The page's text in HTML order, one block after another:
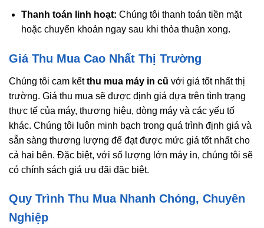
Thanh toán linh hoạt: Chúng tôi thanh toán tiền mặt
hoặc chuyển khoản ngay sau khi thỏa thuận xong.
Giá Thu Mua Cao Nhất Thị Trường
Chúng tôi cam kếtthu mua máy in cũ với giá tốt nhất thị
trường. Giá thu mua sẽ được định giá dựa trên tình trạng
thực tế của máy, thương hiệu, dòng máy và các yếu tố
khác. Chúng tôi luôn minh bạch trong quá trình định giá và
sẵn sàng thương lượng để đạt được mức giá tốt nhất cho
cả hai bên. Đặc biệt, với số lượng lớn máy in, chúng tôi sẽ
có chính sách giá ưu đãi đặc biệt.
Quy Trình Thu Mua Nhanh Chóng, Chuyên
Nghiệp